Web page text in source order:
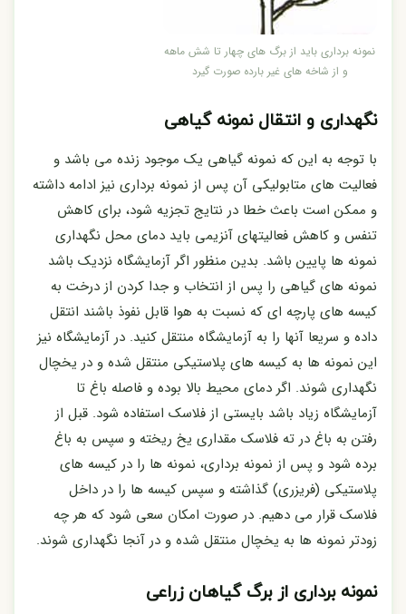
نمونه برداری باید از برگ های چهار تا شش ماهه
و از شاخه های غیر بارده صورت گیرد
نگهداری و انتقال نمونه گیاهی
با توجه به این که نمونه گیاهی یک موجود زنده می باشد و
فعالیت های متابولیکی آن پس از نمونه برداری نیز ادامه داشته
و ممکن است باعث خطا در نتایج تجزیه شود، برای کاهش
تنفس و کاهش فعالیتهای آنزیمی باید دمای محل نگهداری
نمونه ها پایین باشد. بدین منظور اگر آزمایشگاه نزدیک باشد
نمونه های گیاهی را پس از انتخاب و جدا کردن از درخت به
کیسه های پارچه ای که نسبت به هوا قابل نفوذ باشند انتقل
داده و سریعا آنها را به آزمایشگاه منتقل کنید. در آزمایشگاه نیز
این نمونه ها به کیسه های پلاستیکی منتقل شده و در یخچال
نگهداری شوند. اگر دمای محیط بالا بوده و فاصله باغ تا
آزمایشگاه زیاد باشد بایستی از فلاسک استفاده شود. قبل از
رفتن به باغ در ته فلاسک مقداری یخ ریخته و سپس به باغ
برده شود و پس از نمونه برداری، نمونه ها را در کیسه های
پلاستیکی (فریزری) گذاشته و سپس کیسه ها را در داخل
فلاسک قرار می دهیم. در صورت امکان سعی شود که هر چه
زودتر نمونه ها به یخچال منتقل شده و در آنجا نگهداری شوند.
نمونه برداری از برگ گیاهان زراعی